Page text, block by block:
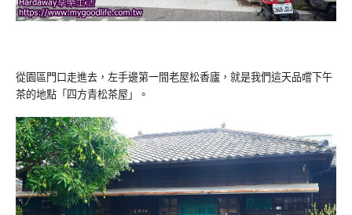
從園區門口走進去，左手邊第一間老屋松香廬，就是我們這天品嚐下午
茶的地點「四方青松茶屋」。